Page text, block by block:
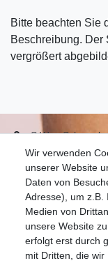
Bitte beachten Sie
Beschreibung. Der
vergrößert
Wir verwenden
unserer Website
Daten von
Adresse), um z.B.
Medien von
unsere Website
erfolgt erst durch
mit Dritten, die wir
S.W.w.
07051-9608828
Montag bis
Widerrufs­recht